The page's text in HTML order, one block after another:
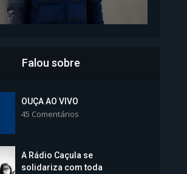
Colégios da Polícia...
Falou sobre
OUÇA AO VIVO
45 Comentários
A Rádio Caçula se
solidariza com toda